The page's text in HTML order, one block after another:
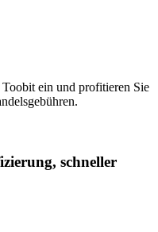
ein und profitieren Sie
schneller